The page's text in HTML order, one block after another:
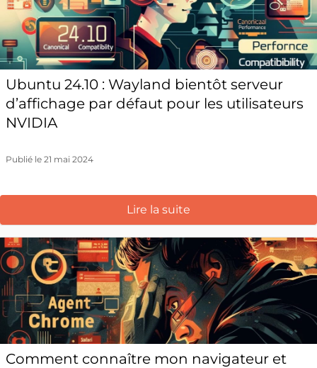
Ubuntu 24.10 : Wayland bientôt serveur
d’affichage par défaut pour les utilisateurs
NVIDIA
Publié le 21 mai 2024
Lire la suite
Comment connaître mon navigateur et